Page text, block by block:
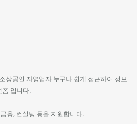
상공인 자영업자 누구나 쉽게 접근하여 정보
폼 입니다.
융, 컨설팅 등을 지원합니다.